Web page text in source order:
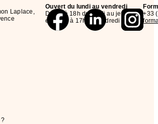
Laplace,
Ouvert du lundi au vendredi
De 9h à 18h du lundi au jeudi
et de 9h à 17h le vendredi
+33